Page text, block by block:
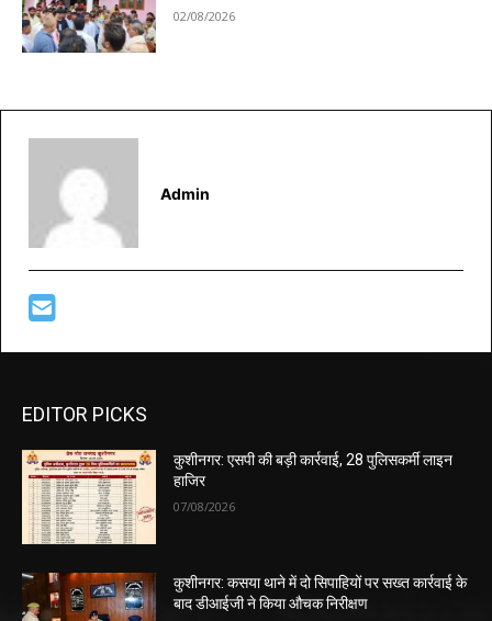
02/08/2026
Admin
EDITOR PICKS
कुशीनगर: एसपी की बड़ी कार्रवाई, 28 पुलिसकर्मी लाइन
हाजिर
07/08/2026
कुशीनगर: कसया थाने में दो सिपाहियों पर सख्त कार्रवाई के
बाद डीआईजी ने किया औचक निरीक्षण